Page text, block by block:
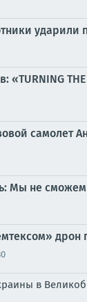
«TURNING
самолет
Мы не
дрон
в